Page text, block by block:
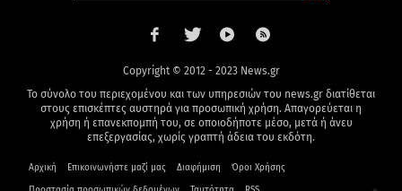
Copyright © 2012 - 2023 News.gr
Το σύνολο του περιεχομένου και των υπηρεσιών του news.gr διατίθεται
στους επισκέπτες αυστηρά για προσωπική χρήση. Απαγορεύεται η
χρήση ή επανεκπομπή του, σε οποιοδήποτε μέσο, μετά ή άνευ
επεξεργασίας, χωρίς γραπτή άδεια του εκδότη.
Αρχική Επικοινωνήστε μαζί μας Διαφήμιση Όροι Χρήσης